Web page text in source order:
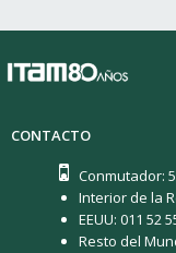
CONTACTO
Conmutador:
Interior de la
EEUU: 011 52
Resto del